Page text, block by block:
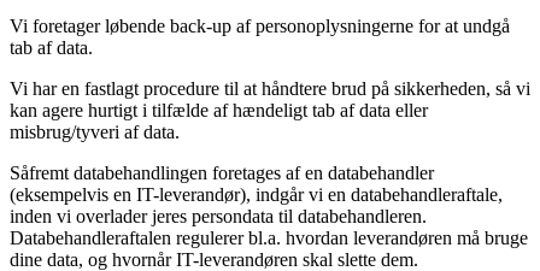
Vi foretager løbende back-up af personoplysningerne for at undgå
tab af data.
Vi har en fastlagt procedure til at håndtere brud på sikkerheden, så vi
kan agere hurtigt i tilfælde af hændeligt tab af data eller
misbrug/tyveri af data.
Såfremt databehandlingen foretages af en databehandler
(eksempelvis en IT-leverandør), indgår vi en databehandleraftale,
inden vi overlader jeres persondata til databehandleren.
Databehandleraftalen regulerer bl.a. hvordan leverandøren må bruge
dine data, og hvornår IT-leverandøren skal slette dem.